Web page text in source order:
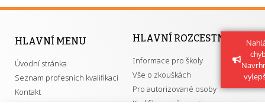
HLAVNÍ MENU
Úvodní stránka
Seznam profesních kvalifikací
Kontakt
HLAVNÍ ROZCESTNÍK
Informace pro školy
Vše o zkouškách
Pro autorizované osoby
Kvalifikace a živnosti